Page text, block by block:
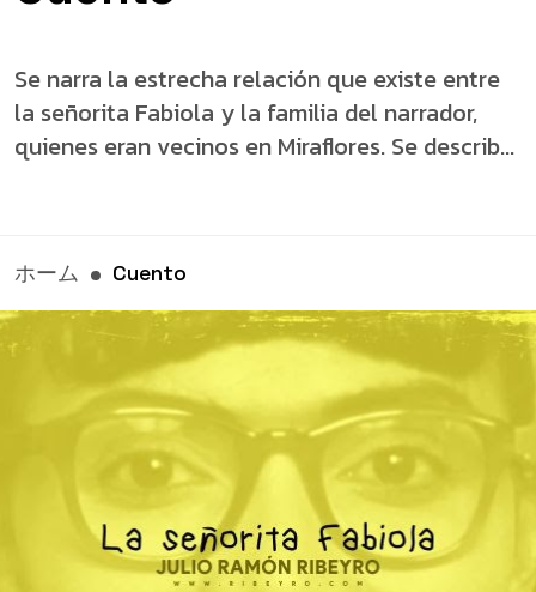
Se narra la estrecha relación que existe entre
la señorita Fabiola y la familia del narrador,
quienes eran vecinos en Miraflores. Se describ...
ホーム Cuento